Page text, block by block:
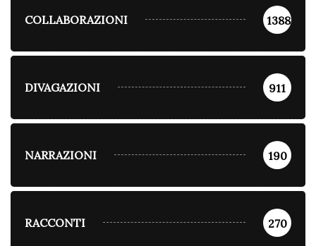
COLLABORAZIONI 1388
DIVAGAZIONI 911
NARRAZIONI 190
RACCONTI 270